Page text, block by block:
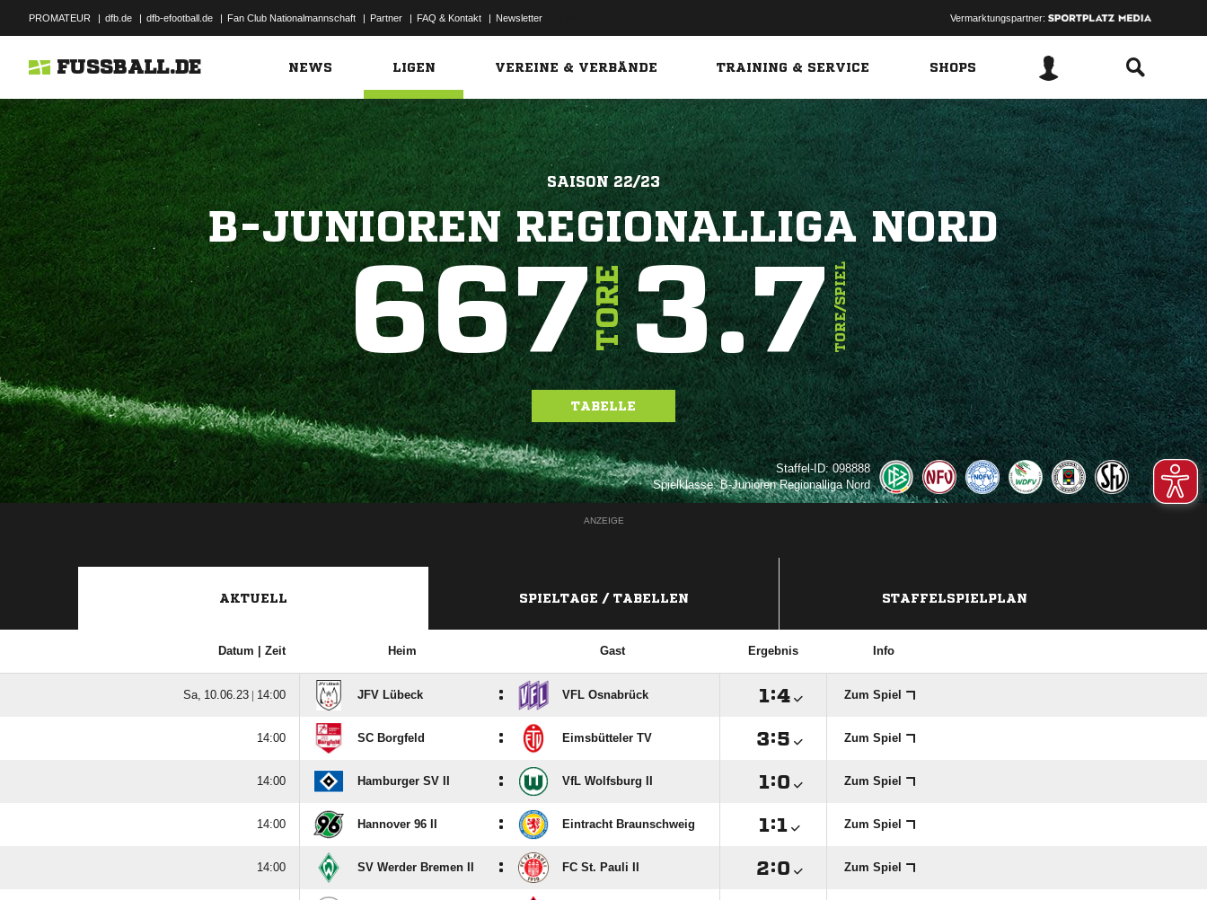
PROMATEUR | dfb.de | dfb-efootball.de | Fan Club Nationalmannschaft | Partner | FAQ & Kontakt | Newsletter Vermarktungspartner:
FUSSBALL.DE NEWS LIGEN VEREINE & VERBÄNDE TRAINING & SERVICE SHOPS
SAISON 22/23
B-JUNIOREN REGIONALLIGA NORD
667TORE3.7TORE/SPIEL
TABELLE
Staffel-ID: 098888
Spielklasse: B-Junioren Regionalliga Nord
ANZEIGE
AKTUELL SPIELTAGE / TABELLEN STAFFELSPIELPLAN
Datum | Zeit Heim Gast Ergebnis Info
  |  JFV Lübeck : VFL Osnabrück : Zum Spiel
 SC Borgfeld : Eimsbütteler TV : Zum Spiel
 Hamburger SV II : VfL Wolfsburg II : Zum Spiel
 Hannover 96 II : Eintracht Braunschweig : Zum Spiel
 SV Werder Bremen II : FC St. Pauli II : Zum Spiel